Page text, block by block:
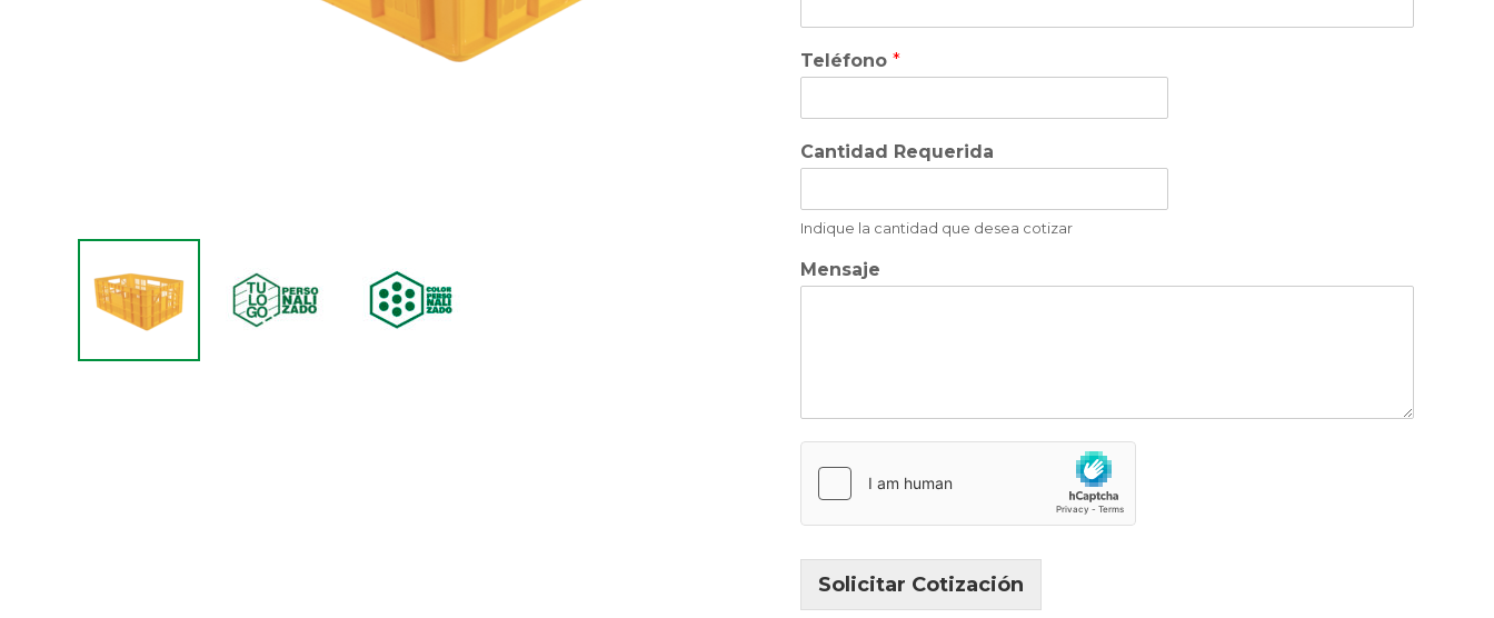
Teléfono *
Cantidad Requerida
Indique la cantidad que desea cotizar
Mensaje
Solicitar Cotización